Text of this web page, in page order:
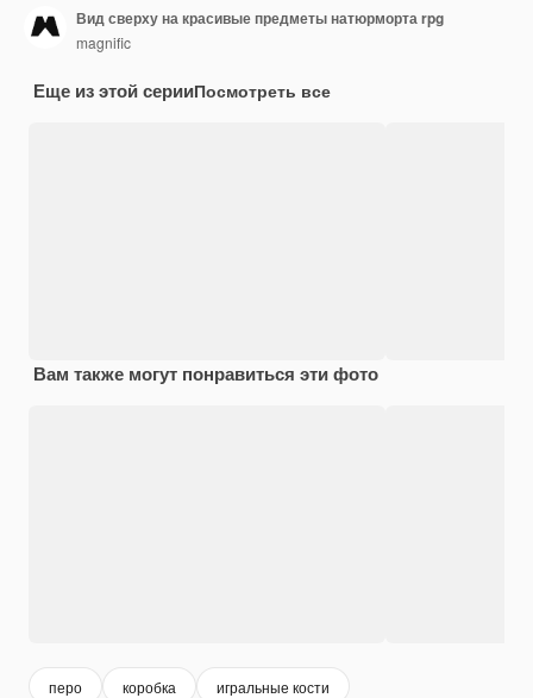
Вид сверху на красивые предметы натюрморта rpg
magnific
Еще из этой серииПосмотреть все
Вам также могут понравиться эти фото
перо коробка игральные кости